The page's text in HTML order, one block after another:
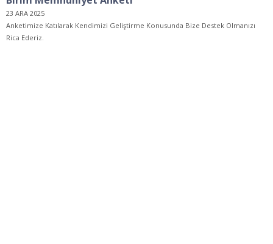
23 ARA 2025
Anketimize Katılarak Kendimizi Geliştirme Konusunda Bize Destek Olmanızı
Rica Ederiz.